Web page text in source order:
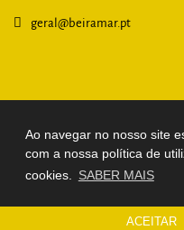
Ao navegar no nosso site
com a nossa política de
cookies.
SABER MAIS
ACEITAR
geral @beiramar.pt